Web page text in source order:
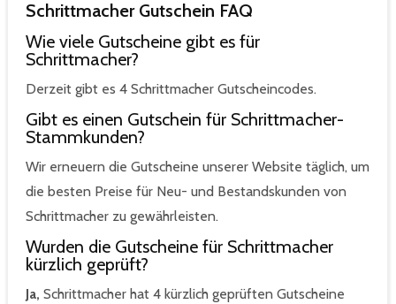
Schrittmacher Gutschein FAQ
Wie viele Gutscheine gibt es für
Schrittmacher?
Derzeit gibt es 4 Schrittmacher Gutscheincodes.
Gibt es einen Gutschein für Schrittmacher-
Stammkunden?
Wir erneuern die Gutscheine unserer Website täglich, um
die besten Preise für Neu- und Bestandskunden von
Schrittmacher zu gewährleisten.
Wurden die Gutscheine für Schrittmacher
kürzlich geprüft?
Ja, Schrittmacher hat 4 kürzlich geprüften Gutscheine